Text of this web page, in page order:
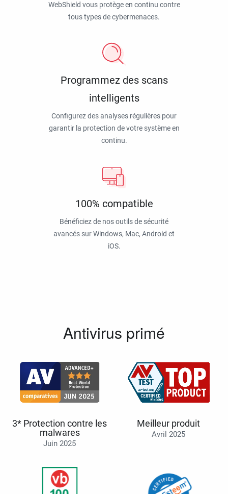
WebShield vous protège en continu contre
tous types de cybermenaces.
Programmez des scans
intelligents
Configurez des analyses régulières pour
garantir la protection de votre système en
continu.
100% compatible
Bénéficiez de nos outils de sécurité
avancés sur Windows, Mac, Android et
iOS.
Antivirus primé
3* Protection contre les
malwares
Juin 2025
Meilleur produit
Avril 2025